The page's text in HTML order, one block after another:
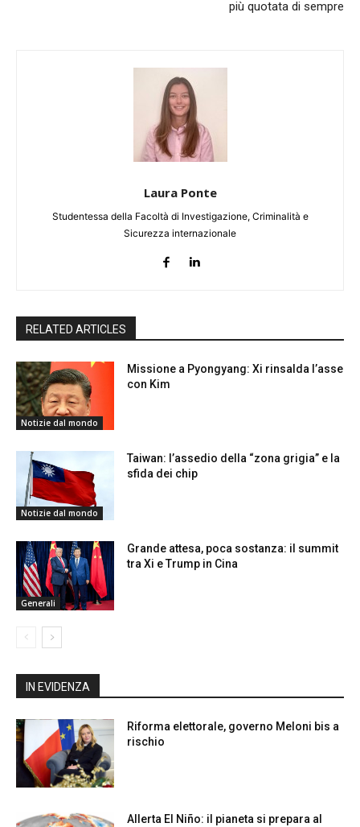
più quotata di sempre
Laura Ponte
Studentessa della Facoltà di Investigazione, Criminalità e
Sicurezza internazionale
RELATED ARTICLES
Notizie dal mondo
Missione a Pyongyang: Xi rinsalda l’asse
con Kim
Notizie dal mondo
Taiwan: l’assedio della “zona grigia” e la
sfida dei chip
Generali
Grande attesa, poca sostanza: il summit
tra Xi e Trump in Cina
IN EVIDENZA
Riforma elettorale, governo Meloni bis a
rischio
Allerta El Niño: il pianeta si prepara al